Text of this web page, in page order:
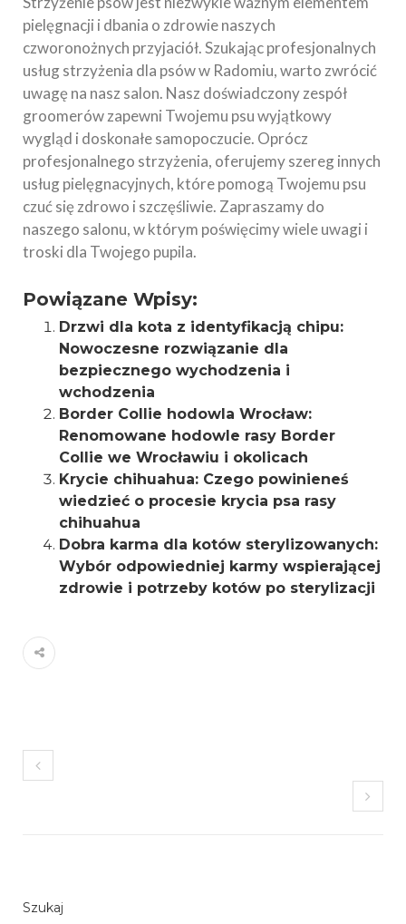
pielęgnacji i dbania o zdrowie naszych
czworonożnych przyjaciół. Szukając profesjonalnych
usług strzyżenia dla psów w Radomiu, warto zwrócić
uwagę na nasz salon. Nasz doświadczony zespół
groomerów zapewni Twojemu psu wyjątkowy
wygląd i doskonałe samopoczucie. Oprócz
profesjonalnego strzyżenia, oferujemy szereg innych
usług pielęgnacyjnych, które pomogą Twojemu psu
czuć się zdrowo i szczęśliwie. Zapraszamy do
naszego salonu, w którym poświęcimy wiele uwagi i
troski dla Twojego pupila.
Powiązane Wpisy:
Drzwi dla kota z identyfikacją chipu:
Nowoczesne rozwiązanie dla
bezpiecznego wychodzenia i
wchodzenia
Border Collie hodowla Wrocław:
Renomowane hodowle rasy Border
Collie we Wrocławiu i okolicach
Krycie chihuahua: Czego powinieneś
wiedzieć o procesie krycia psa rasy
chihuahua
Dobra karma dla kotów sterylizowanych:
Wybór odpowiedniej karmy wspierającej
zdrowie i potrzeby kotów po sterylizacji
Szukaj